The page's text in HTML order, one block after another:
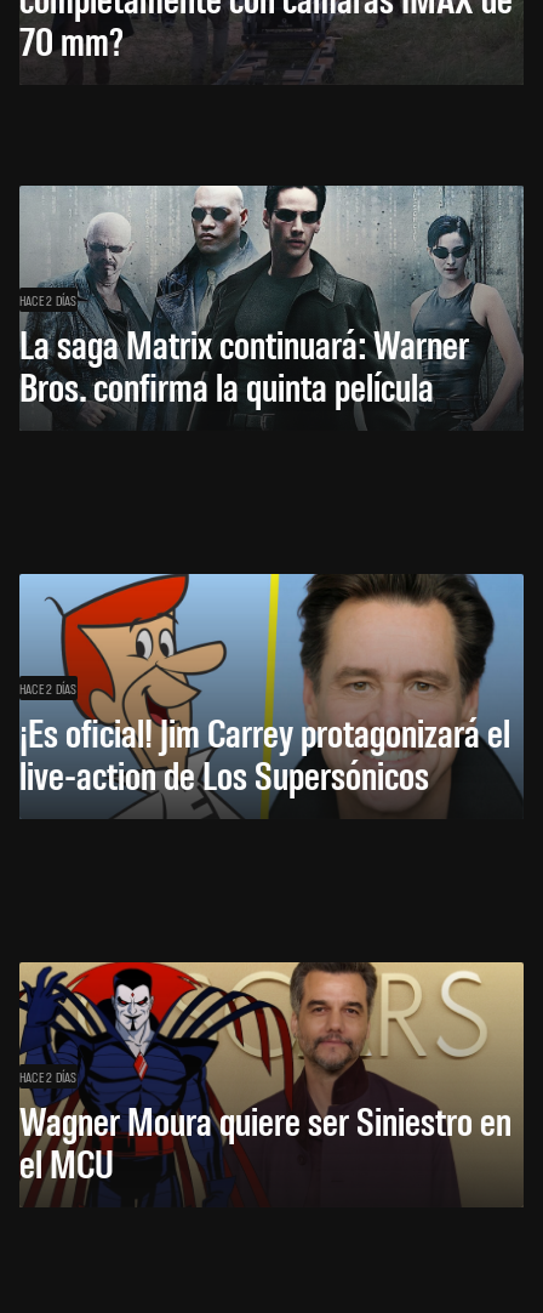
70 mm?
HACE 2 DÍAS
La saga Matrix continuará: Warner
Bros. confirma la quinta película
HACE 2 DÍAS
¡Es oficial! Jim Carrey protagonizará el
live-action de Los Supersónicos
HACE 2 DÍAS
Wagner Moura quiere ser Siniestro en
el MCU